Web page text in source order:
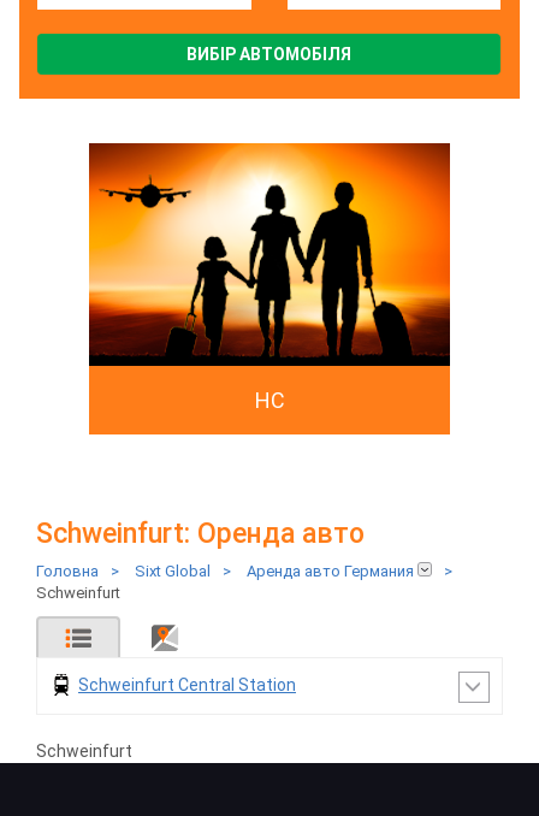
ВИБІР АВТОМОБІЛЯ
HC
Schweinfurt: Оренда авто
Головна > Sixt Global > Аренда авто Германия
>
Schweinfurt
Schweinfurt Central Station
Schweinfurt